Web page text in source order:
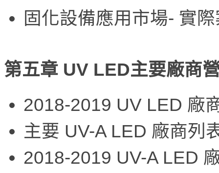
固化設備應用市場- 實
第五章 UV LED主要廠商
2018-2019 UV LED 廠
主要 UV-A LED 廠商列
2018-2019 UV-A LED